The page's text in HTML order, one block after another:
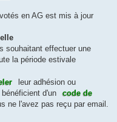
en AG est mis à jour
souhaitant effectuer une
la période estivale
leur adhésion ou
d'un
code de
ne l'avez pas reçu par email.